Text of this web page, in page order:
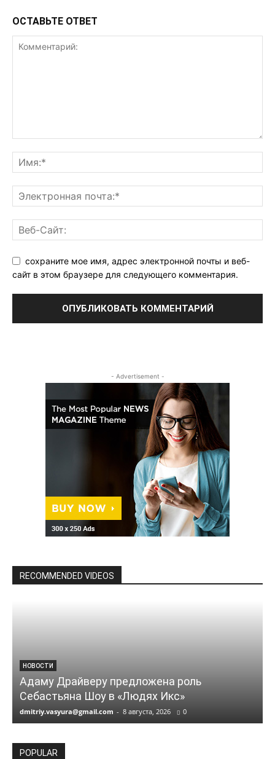
ОСТАВЬТЕ ОТВЕТ
сохраните мое имя, адрес электронной почты и веб-
сайт в этом браузере для следующего комментария.
- Advertisement -
RECOMMENDED VIDEOS
НОВОСТИ
Адаму Драйверу предложена роль
Себастьяна Шоу в «Людях Икс»
dmitriy.vasyura@gmail.com - 8 августа, 2026 0
POPULAR